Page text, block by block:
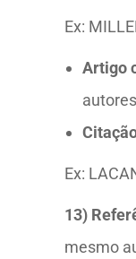
Ex:
Artigo
Ex:
13)
mesmo